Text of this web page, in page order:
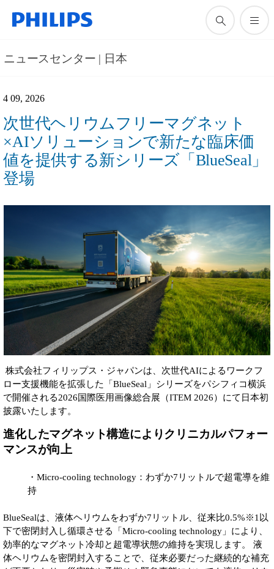
ニュースセンター | 日本
4 09, 2026
次世代ヘリウムフリーマグネット
×AIソリューションで新たな臨床価
値を提供する新シリーズ「BlueSeal」
登場
株式会社フィリップス・ジャパンは、次世代AIによるワークフ
ロー支援機能を拡張した「BlueSeal」シリーズをパシフィコ横浜
で開催される2026国際医用画像総合展（ITEM 2026）にて日本初
披露いたします。
進化したマグネット構造によりクリニカルパフォー
マンスが向上
・Micro-cooling technology：わずか7リットルで超電導を維
持
BlueSealは、液体ヘリウムをわずか7リットル、従来比0.5%※1以
下で密閉封入し循環させる「Micro-cooling technology」により、
効率的なマグネット冷却と超電導状態の維持を実現します。 液
体ヘリウムを密閉封入することで、従来必要だった継続的な補充